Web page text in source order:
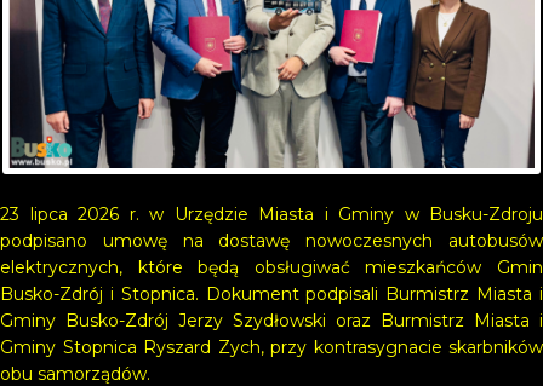
23 lipca 2026 r. w Urzędzie Miasta i Gminy w Busku-Zdroju
podpisano umowę na dostawę nowoczesnych autobusów
elektrycznych, które będą obsługiwać mieszkańców Gmin
Busko-Zdrój i Stopnica. Dokument podpisali Burmistrz Miasta i
Gminy Busko-Zdrój Jerzy Szydłowski oraz Burmistrz Miasta i
Gminy Stopnica Ryszard Zych, przy kontrasygnacie skarbników
obu samorządów.